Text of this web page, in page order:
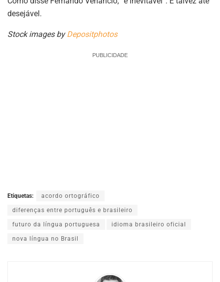
desejável.
Stock images byDepositphotos
PUBLICIDADE
Etiquetas: acordo ortográfico
diferenças entre português e brasileiro
futuro da língua portuguesa idioma brasileiro oficial
nova língua no Brasil